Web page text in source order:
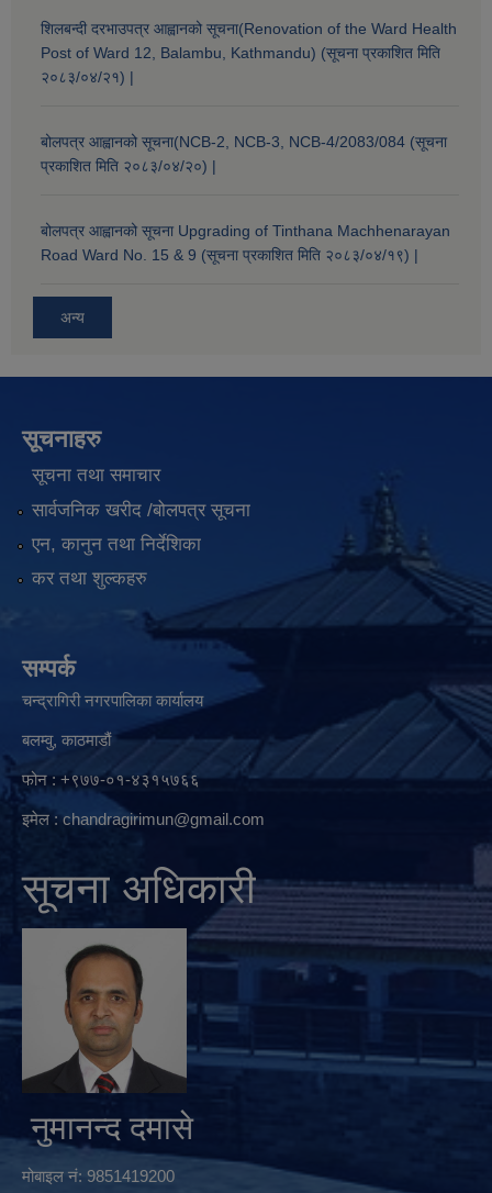
शिलबन्दी दरभाउपत्र आह्वानको सूचना(Renovation of the Ward Health
Post of Ward 12, Balambu, Kathmandu) (सूचना प्रकाशित मिति
२०८३/०४/२१) |
बोलपत्र आह्वानको सूचना(NCB-2, NCB-3, NCB-4/2083/084 (सूचना
प्रकाशित मिति २०८३/०४/२०) |
बोलपत्र आह्वानको सूचना Upgrading of Tinthana Machhenarayan
Road Ward No. 15 & 9 (सूचना प्रकाशित मिति २०८३/०४/१९) |
अन्य
सूचनाहरु
सूचना तथा समाचार
सार्वजनिक खरीद /बोलपत्र सूचना
एन, कानुन तथा निर्देशिका
कर तथा शुल्कहरु
सम्पर्क
चन्द्रागिरी नगरपालिका कार्यालय
बलम्वु, काठमाडौं
फोन : +९७७-०१-४३१५७६६
इमेल :chandragirimun@gmail.com
सूचना अधिकारी
नुमानन्द दमासे
मोबाइल नं: 9851419200